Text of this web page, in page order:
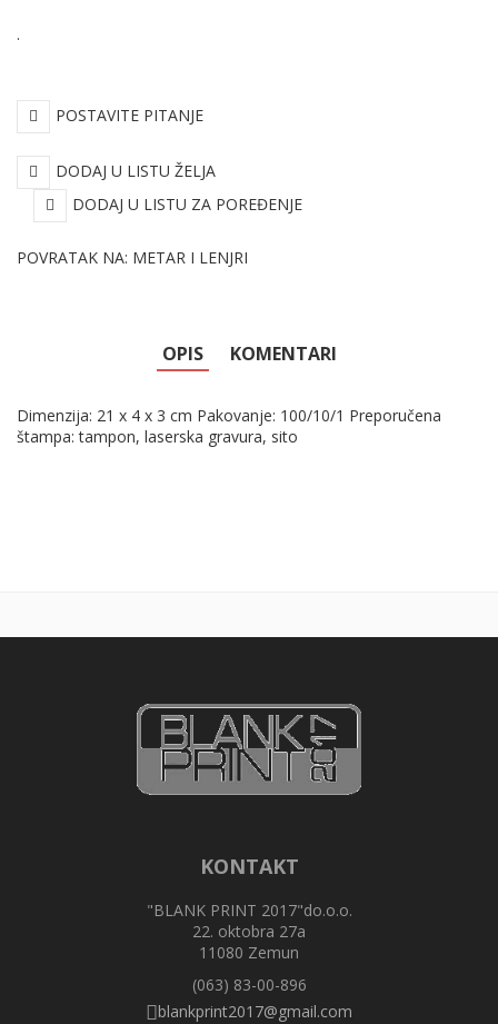
.
POSTAVITE PITANJE
DODAJ U LISTU ŽELJA
DODAJ U LISTU ZA POREĐENJE
POVRATAK NA: METAR I LENJRI
OPIS KOMENTARI
Dimenzija: 21 x 4 x 3 cm Pakovanje: 100/10/1 Preporučena
štampa: tampon, laserska gravura, sito
KONTAKT
"BLANK PRINT 2017"do.o.o.
22. oktobra 27a
11080 Zemun
(063) 83-00-896